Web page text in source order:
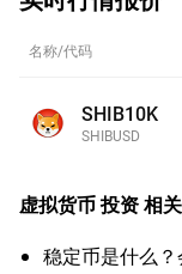
名称/代码
SHIB10K
SHIBUSD
虚拟货币 投资相
稳定币是什么